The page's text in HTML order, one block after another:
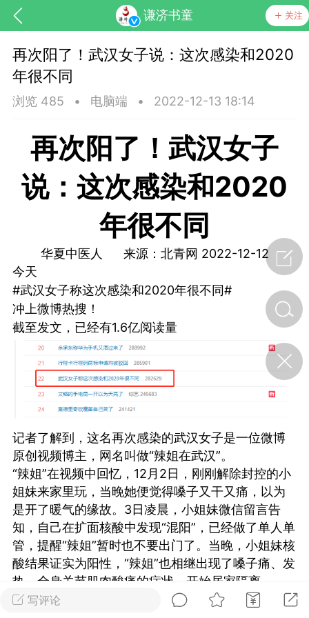
谦济书童 关注
·特急预警】关
节返乡期间“闪
急提示
0
如何购买【理肺清瘟膏】
小海（HAi）
容平，顺时收
时精气
0
谷气行、营卫通：内经视角
下的脾胃调养要义
写评论
再次阳了！武汉女子说：这次感染和2020
年很不同
浏览 485 • 电脑端 • 2022-12-13 18:14
再次阳了！武汉女子
说：这次感染和2020
年很不同
华夏中医人 来源：北青网 2022-12-12
今天
#武汉女子称这次感染和2020年很不同#
冲上微博热搜！
截至发文，已经有1.6亿阅读量
记者了解到，这名再次感染的武汉女子是一位微博
原创视频博主，网名叫做“辣姐在武汉”。
“辣姐”在视频中回忆，12月2日，刚刚解除封控的小
姐妹来家里玩，当晚她便觉得嗓子又干又痛，以为
是开了暖气的缘故。3日凌晨，小姐妹微信留言告
知，自己在扩面核酸中发现“混阳”，已经做了单人单
管，提醒“辣姐”暂时也不要出门了。当晚，小姐妹核
酸结果证实为阳性，“辣姐”也相继出现了嗓子痛、发
热、全身关节肌肉酸痛的症状，开始居家隔离。
12月3日：全身关节肌肉酸痛，嗓子疼，上午体温